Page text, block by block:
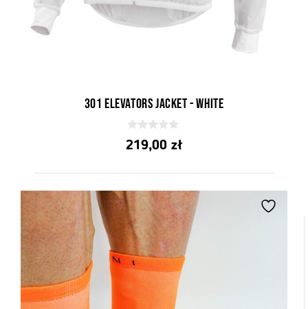
301 elevators jacket - white
0
z
219,00 zł